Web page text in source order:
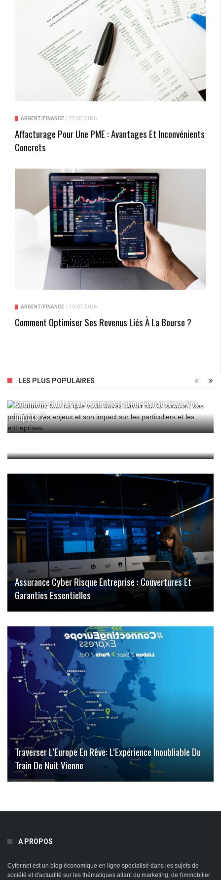
ARGENT/FINANCE / 27/07/2026
Affacturage Pour Une PME : Avantages Et Inconvénients
Concrets
ARGENT/FINANCE / 10/07/2026
Comment Optimiser Ses Revenus Liés À La Bourse ?
LES PLUS POPULAIRES
Comment Contacter L’administration Fiscale Pour Vos
Impôts ?
Comment Poser Efficacement Un Plan De Travail De
Assurance Cyber Risque Entreprise : Couvertures Et
Garanties Essentielles
Traverser L’Europe En Rêve: L’Expérience Inoubliable Du
Train De Nuit Vienne
A PROPOS
Cyfer.net est un blog économique en ligne spécialisé dans les sujets de
société et d'actualité sur les thématiques allant du marketing, de l'immobilier